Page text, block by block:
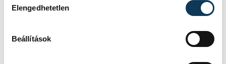
Elengedhetetlen
Beállítások
öt góllal járult hozzá a sikerhez.